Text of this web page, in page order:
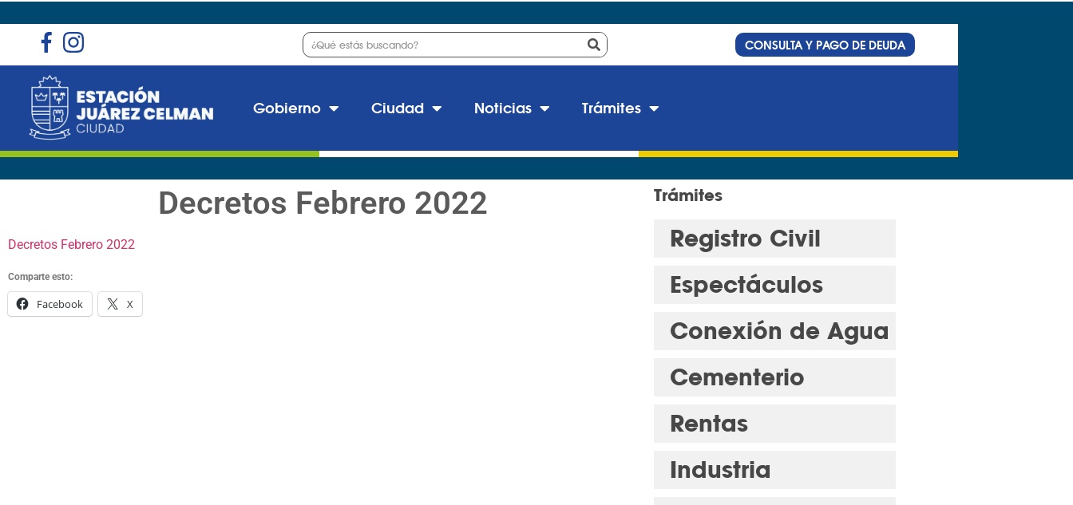
CONSULTA Y PAGO DE DEUDA
Gobierno Ciudad Noticias Trámites
Decretos Febrero 2022
Decretos Febrero 2022
Comparte esto:
Facebook X
Trámites
Registro Civil
Espectáculos
Conexión de Agua
Cementerio
Rentas
Industria